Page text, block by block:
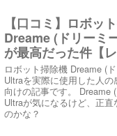
【口コミ】ロボッ
Dreame (ドリーミ
が最高だった件【レ
ロボット掃除機 Dreame (
Ultraを実際に使用した人の
向けの記事です。 Dreame
Ultraが気になるけど、正
のかな？